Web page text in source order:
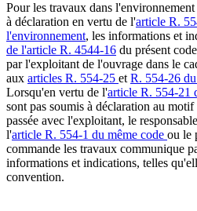
Pour les travaux dans
à déclaration en vertu de l'article R.
l'environnement, les informations et
de l'article R. 4544-16 du présent
par l'exploitant de l'ouvrage dans le
aux articles R. 554-25 et R. 554-26
Lorsqu'en vertu de l'article R. 554-21
sont pas soumis à déclaration au
passée avec l'exploitant, le
l'article R. 554-1 du même code ou le
commande les travaux communique
informations et indications, telles
convention.